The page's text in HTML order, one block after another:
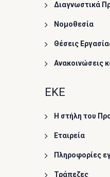
Διαγνωστικά
Νομοθεσία
Θέσεις
Ανακοινώσεις
ΕΚΕ
Η στήλη του
Εταιρεία
Πληροφορίες
Τράπεζες